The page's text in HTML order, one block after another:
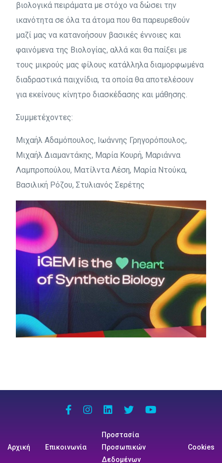
βιολογικά πειράματα με στόχο να δώσει την
ικανότητα σε όλα τα άτομα που θα παρευρεθούν
μαζί μας να κατανοήσουν βασικές έννοιες και
φαινόμενα της Βιολογίας, αλλά και θα παίξει με
τους μικρούς μας φίλους κατάλληλα διαμορφωμένα
διαδραστικά παιχνίδια, τα οποία θα αποτελέσουν
για εκείνους κίνητρο διασκέδασης και μάθησης.
Συμμετέχοντες:
Μιχαήλ Αδαμόπουλος, Ιωάννης Γρηγορόπουλος,
Μιχαήλ Διαμαντάκης, Μαρία Κουρή, Μαριάννα
Λαμπροπούλου, Ματίλντα Λέση, Μαρία Ντούκα,
Βασιλική Ρόζου, Στυλιανός Σερέτης
Αρχική Επικοινωνία
Προστασία
Προσωπικών
Δεδομένων
Cookies